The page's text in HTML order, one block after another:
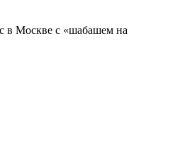
в Москве с «шабашем на